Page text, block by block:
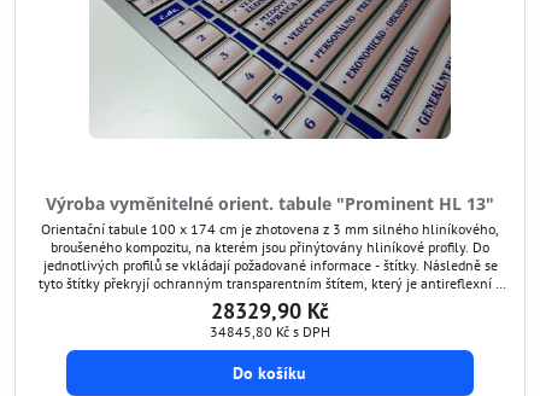
Výroba vyměnitelné orient. tabule "Prominent HL 13"
Orientační tabule 100 x 174 cm je zhotovena z 3 mm silného hliníkového,
broušeného kompozitu, na kterém jsou přinýtovány hliníkové profily. Do
jednotlivých profilů se vkládají požadované informace - štítky. Následně se
tyto štítky překryjí ochranným transparentním štítem, který je antireflexní a
chrání grafiku před poškozením. Tímto způsobem si umíte orientační tabuli
kdykoli aktualizovat.
28329,90 Kč
34845,80 Kč s DPH
Do košíku